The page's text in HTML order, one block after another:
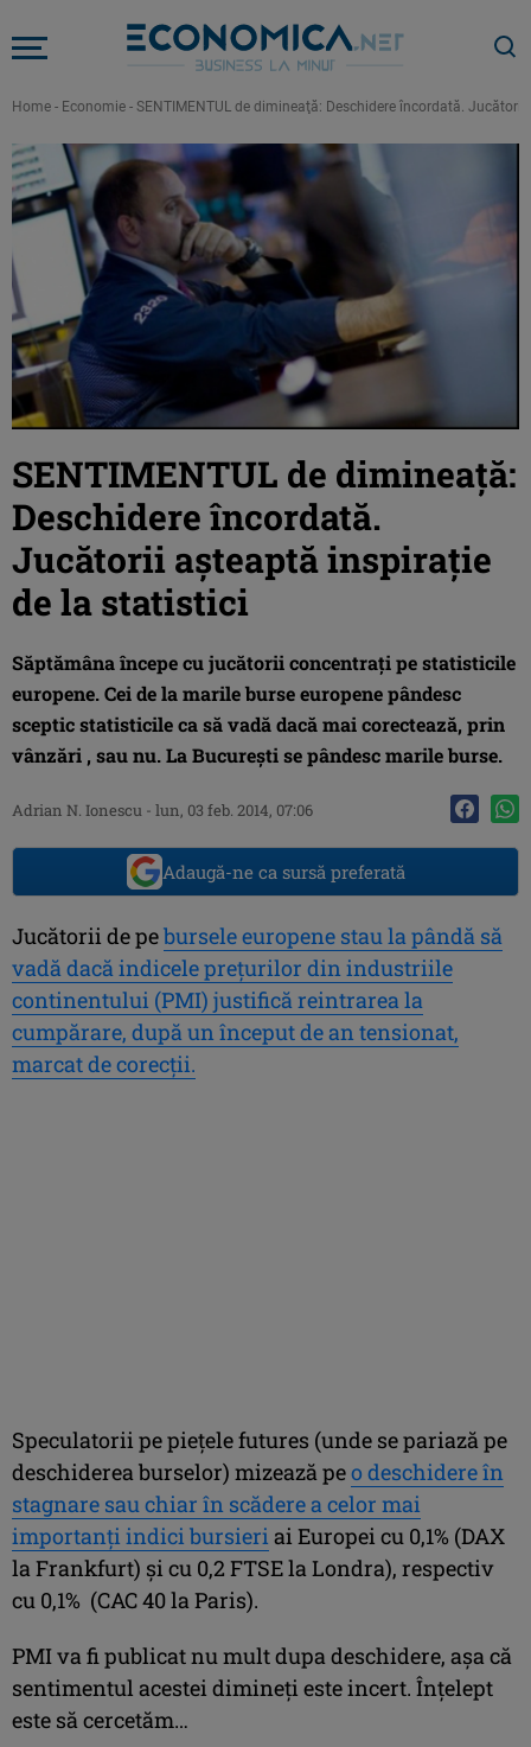
Home - Economie - SENTIMENTUL de dimineaţă: Deschidere încordată.
SENTIMENTUL de dimineaţă:
Deschidere încordată.
Jucătorii aşteaptă inspiraţie
de la statistici
Săptămâna începe cu jucătorii concentraţi pe statisticile
europene. Cei de la marile burse europene pândesc
sceptic statisticile ca să vadă dacă mai corectează, prin
vânzări , sau nu. La Bucureşti se pândesc marile burse.
Adrian N. Ionescu - lun, 03 feb. 2014, 07:06
Adaugă-ne ca sursă preferată
Jucătorii de pebursele europene stau la pândă să
vadă dacă indicele preţurilor din industriile
continentului (PMI) justifică reintrarea la
cumpărare, după un început de an tensionat,
marcat de corecţii.
Speculatorii pe pieţele futures (unde se pariază pe
deschiderea burselor) mizează peo deschidere în
stagnare sau chiar în scădere a celor mai
importanţi indici bursieriai Europei cu 0,1% (DAX
la Frankfurt) şi cu 0,2 FTSE la Londra), respectiv
cu 0,1% (CAC 40 la Paris).
PMI va fi publicat nu mult dupa deschidere, aşa că
sentimentul acestei dimineţi este incert. Înţelept
este să cercetăm…